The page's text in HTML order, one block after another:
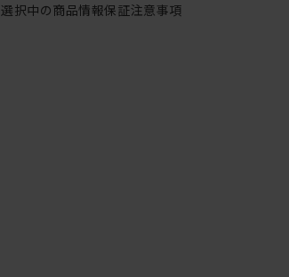
選択中の商品情報保証注意事項